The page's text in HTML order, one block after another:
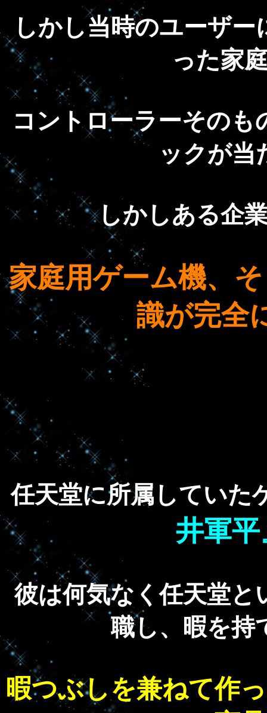
しかし当時のユーザ
った家
コントローラーその
ックが当
しかしある企
家庭用ゲーム機、
識が完全
任天堂に所属していた
井軍平
彼は何気なく任天堂と
職し、暇を持
暇つぶしを兼ねて作